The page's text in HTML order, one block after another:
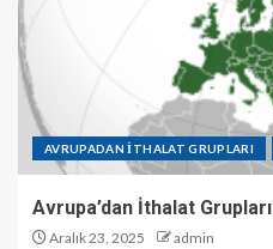
AVRUPADAN İTHALAT GRUPLARI
Avrupa’dan İthalat Grupları
Aralık 23, 2025 admin